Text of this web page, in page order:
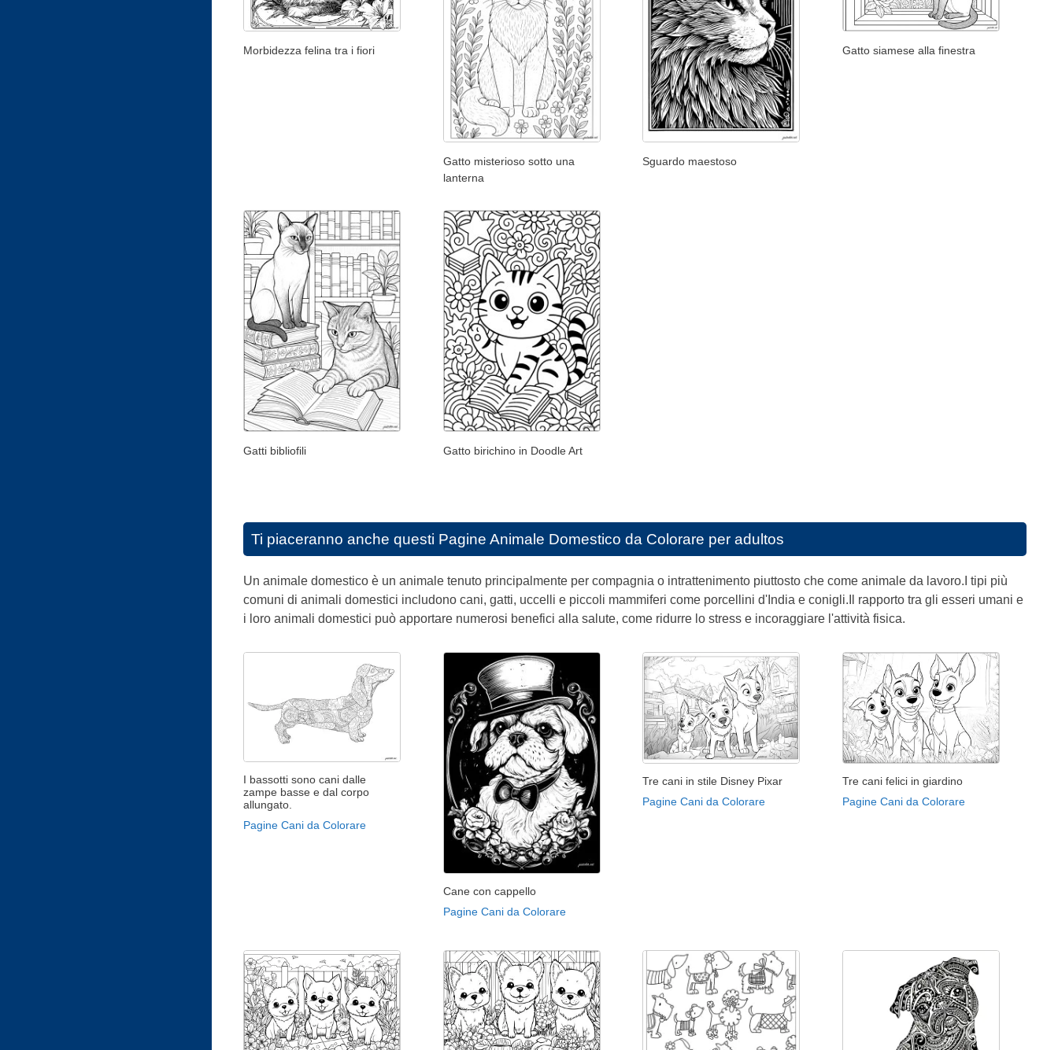
Morbidezza felina tra i fiori
Gatto misterioso sotto una
lanterna
Sguardo maestoso
Gatto siamese alla finestra
Gatti bibliofili Gatto birichino in Doodle Art
Ti piaceranno anche questi Pagine Animale Domestico da Colorare per adultos
Un animale domestico è un animale tenuto principalmente per compagnia o intrattenimento piuttosto che come animale da lavoro.I tipi più
comuni di animali domestici includono cani, gatti, uccelli e piccoli mammiferi come porcellini d'India e conigli.Il rapporto tra gli esseri umani e
i loro animali domestici può apportare numerosi benefici alla salute, come ridurre lo stress e incoraggiare l'attività fisica.
I bassotti sono cani dalle
zampe basse e dal corpo
allungato.
Pagine Cani da Colorare
Cane con cappello
Pagine Cani da Colorare
Tre cani in stile Disney Pixar
Pagine Cani da Colorare
Tre cani felici in giardino
Pagine Cani da Colorare